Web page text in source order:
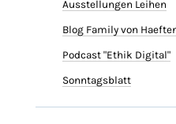
Ausstellungen Leihen
Blog Family von
Podcast "Ethik Digital"
Sonntagsblatt